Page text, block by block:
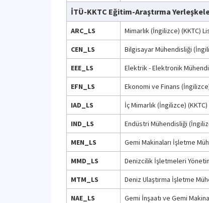
İTÜ-KKTC Eğitim-Araştırma
ARC_LS Mimarlık (İngilizce) (KKTC)
CEN_LS Bilgisayar Mühendisliği
EEE_LS Elektrik - Elektronik
EFN_LS Ekonomi ve Finans
IAD_LS İç Mimarlık (İngilizce)
IND_LS Endüstri Mühendisliği
MEN_LS Gemi Makinaları İşletme
MMD_LS Denizcilik İşletmeleri
MTM_LS Deniz Ulaştırma İşletme
NAE_LS Gemi İnşaatı ve Gemi